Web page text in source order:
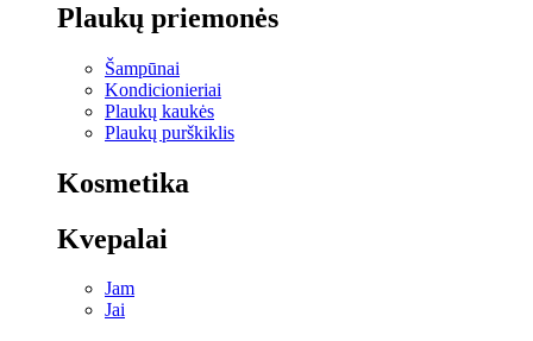
Plaukų priemonės
Šampūnai
Kondicionieriai
Plaukų kaukės
Plaukų purškiklis
Kosmetika
Kvepalai
Jam
Jai